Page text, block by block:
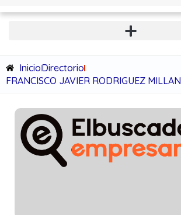
InicioDirectorio
FRANCISCO JAVIER RODRIGUEZ MILLAN